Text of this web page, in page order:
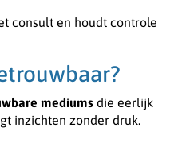
consult en houdt controle
mediums die eerlijk
inzichten zonder druk.